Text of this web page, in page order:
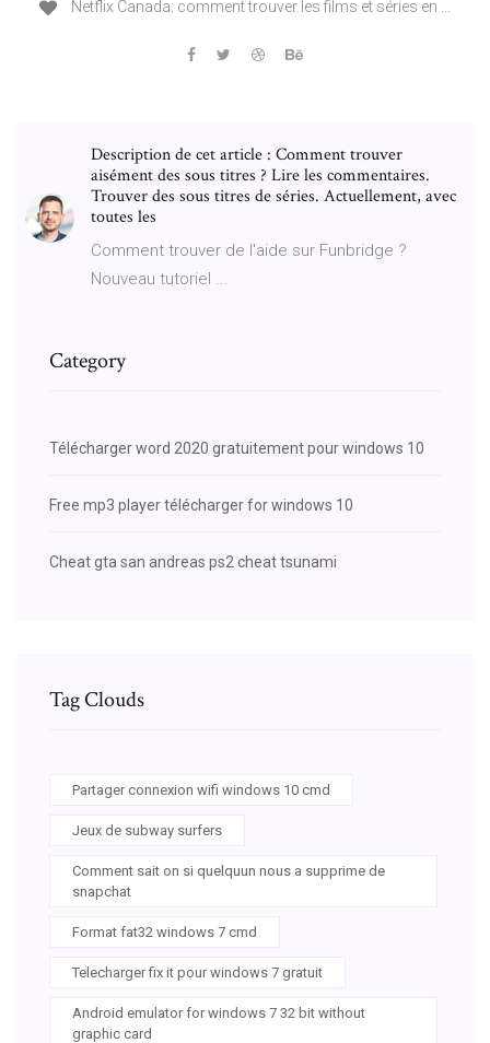
Netflix Canada: comment trouver les films et séries en ...
Description de cet article : Comment trouver
aisément des sous titres ? Lire les commentaires.
Trouver des sous titres de séries. Actuellement, avec
toutes les
Comment trouver de l'aide sur Funbridge ?
Nouveau tutoriel ...
Category
Télécharger word 2020 gratuitement pour windows 10
Free mp3 player télécharger for windows 10
Cheat gta san andreas ps2 cheat tsunami
Tag Clouds
Partager connexion wifi windows 10 cmd
Jeux de subway surfers
Comment sait on si quelquun nous a supprime de
snapchat
Format fat32 windows 7 cmd
Telecharger fix it pour windows 7 gratuit
Android emulator for windows 7 32 bit without
graphic card